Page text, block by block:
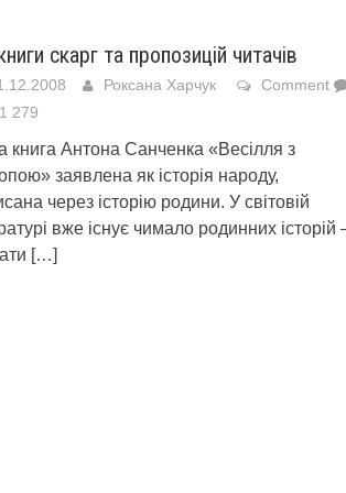
скарг та пропозицій читачів
Роксана Харчук
Comment
1 279
книга Антона Санченка «Весілля з
заявлена як історія народу,
через історію родини. У світовій
вже існує чимало родинних історій
[…]